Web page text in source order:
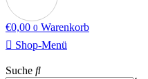
€0,00 0 Warenkorb
Shop-Menü
Suche